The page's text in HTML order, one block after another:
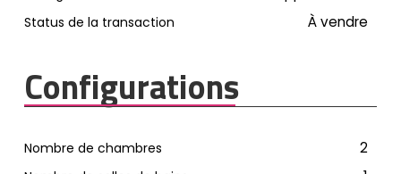
Status de la transaction À vendre
Configurations
Nombre de chambres 2